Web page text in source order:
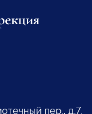
пер., д.7.